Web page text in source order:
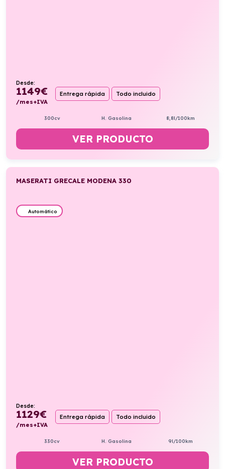
Desde:
1149€
/mes+IVA
Entrega rápida Todo incluido
300cv H. Gasolina 8,8l/100km
VER PRODUCTO
MASERATI GRECALE MODENA 330
Automático
Desde:
1129€
/mes+IVA
Entrega rápida Todo incluido
330cv H. Gasolina 9l/100km
VER PRODUCTO